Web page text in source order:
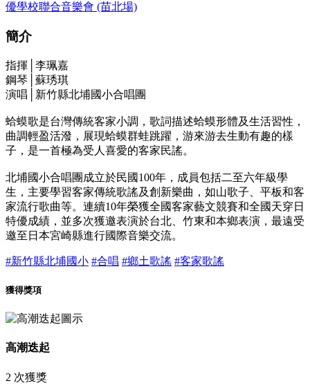
優學校聯合音樂會 (苗北場)
簡介
指揮│李珮嘉
鋼琴│蘇琇琪
演唱│新竹縣北埔國小合唱團
蛤蟆歌是台灣傳統客家小調，歌詞描述蛤蟆形體及生活習性，
曲調輕盈活潑，展現蛤蟆群蛙跳躍，游來游去生動有趣的樣
子，是一首極為受人喜愛的客家民謠。
北埔國小合唱團成立於民國100年，成員包括二至六年級學
生，主要學習客家傳統歌謠及創新樂曲，如山歌子、平板和客
家流行歌曲等。連續10年榮獲全國客家藝文競賽和全國天穿日
特優成績，並多次獲邀表演於台北、竹東和本鄉表演，最遠受
邀至日本宮崎縣進行國際音樂交流。
#新竹縣北埔國小 #合唱 #鄉土歌謠 #客家歌謠
獲得獎項
高潮迭起
2 次獲獎